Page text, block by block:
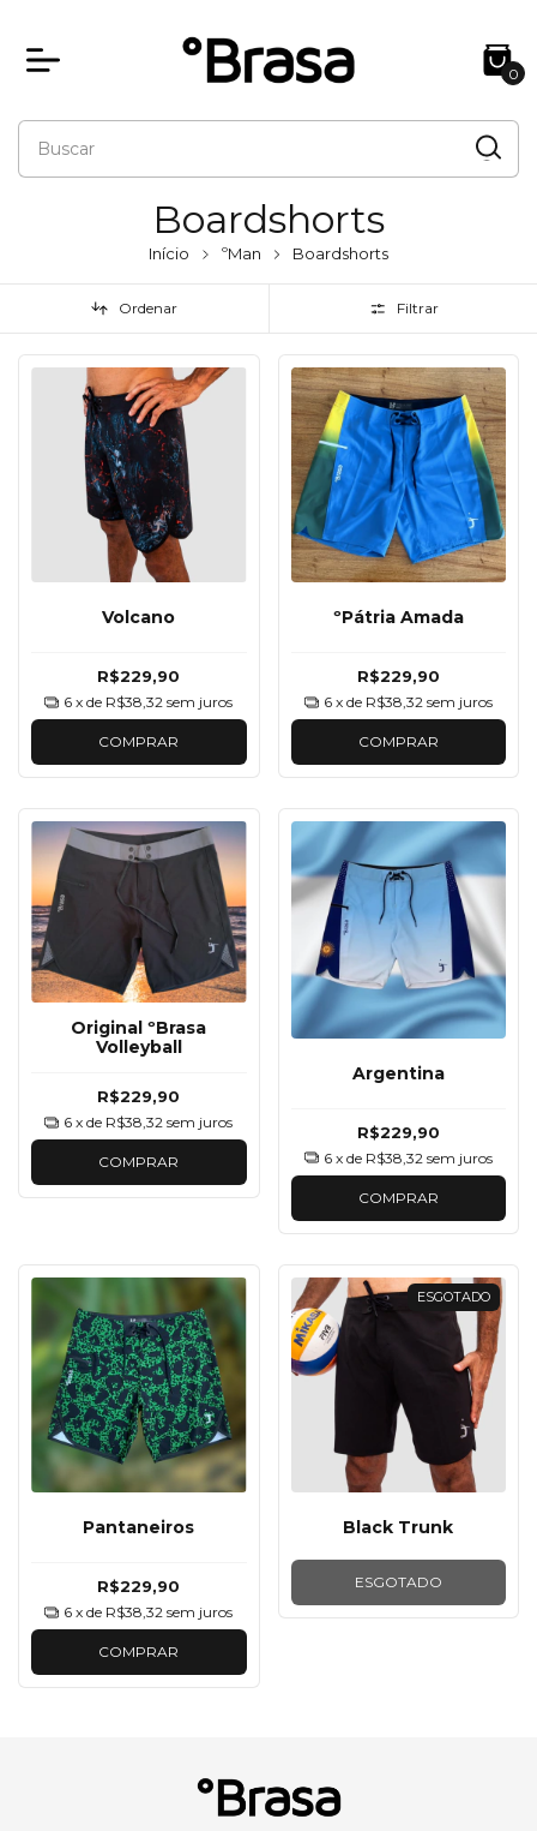
0
Boardshorts
Início ºMan Boardshorts
Ordenar Filtrar
Volcano
R$229,90
6 x de R$38,32 sem juros
COMPRAR
ºPátria Amada
R$229,90
6 x de R$38,32 sem juros
COMPRAR
Original ºBrasa
Volleyball
R$229,90
6 x de R$38,32 sem juros
COMPRAR
Argentina
R$229,90
6 x de R$38,32 sem juros
COMPRAR
Pantaneiros
R$229,90
6 x de R$38,32 sem juros
COMPRAR
ESGOTADO
Black Trunk
ESGOTADO